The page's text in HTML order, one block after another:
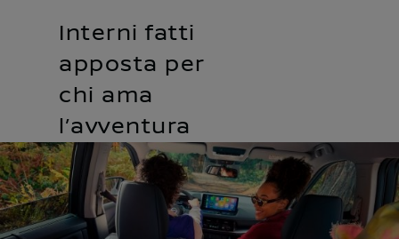
Interni fatti
apposta per
chi ama
l’avventura